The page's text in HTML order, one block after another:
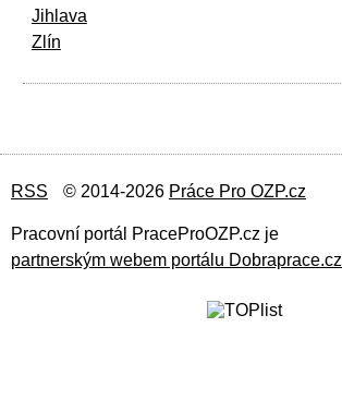
Jihlava
Zlín
RSS © 2014-2026 Práce Pro OZP.cz
Pracovní portál PraceProOZP.cz je
partnerským webem portálu Dobraprace.cz